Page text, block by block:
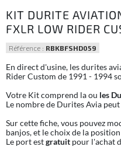
KIT DURITE
FXLR LOW RIDER
Référence : RBKBFSHD059
En direct d'usine, les durites
Rider Custom de 1991 - 1994
Votre Kit comprend la ou les
Le nombre de Durites Avia
Sur cette fiche, vous pouvez
banjos, et le choix de la
Le port estgratuit pour l'achat